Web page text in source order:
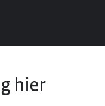
hier